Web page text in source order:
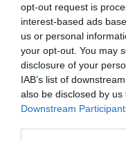
opt-out request is
interest-based ads
us or personal
your opt-out. You may
disclosure of your
IAB’s list of
also be disclosed by
Downstream
L'esperto portiere accusa